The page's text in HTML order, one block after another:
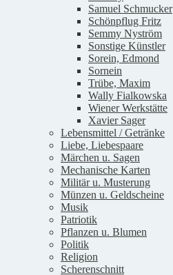
Samuel Schmucker
Schönpflug Fritz
Semmy Nyström
Sonstige Künstler
Sorein, Edmond
Sornein
Trübe, Maxim
Wally Fialkowska
Wiener Werkstätte
Xavier Sager
Lebensmittel / Getränke
Liebe, Liebespaare
Märchen u. Sagen
Mechanische Karten
Militär u. Musterung
Münzen u. Geldscheine
Musik
Patriotik
Pflanzen u. Blumen
Politik
Religion
Scherenschnitt